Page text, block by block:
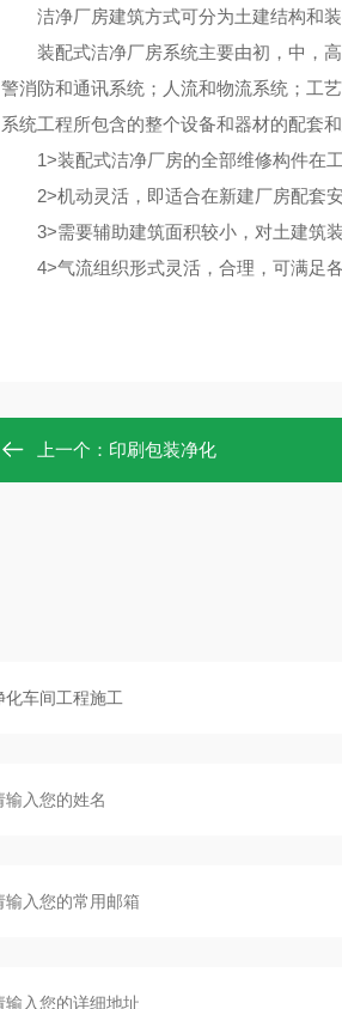
洁净厂房建筑方式可分为土建结构和装
装配式洁净厂房系统主要由初，中，高
警消防和通讯系统；人流和物流系统；工
系统工程所包含的整个设备和器材的配套
1>装配式洁净厂房的全部维修构件在
2>机动灵活，即适合在新建厂房配套
3>需要辅助建筑面积较小，对土建筑装
4>气流组织形式灵活，合理，可满足
上一个： 印刷包装净化